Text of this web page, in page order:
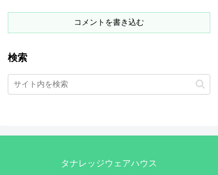
コメントを書き込む
検索
タナレッジウェアハウス